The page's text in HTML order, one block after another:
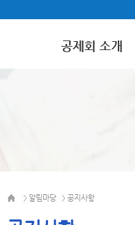
공제회 소개
> 알림마당 > 공지사항